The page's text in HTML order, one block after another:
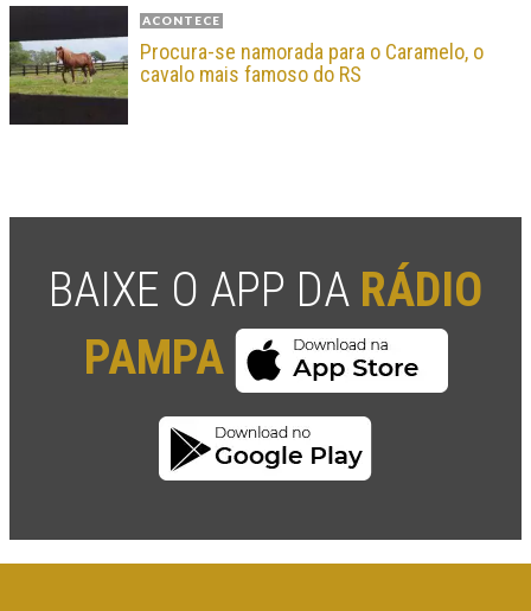
ACONTECE
Procura-se namorada para o Caramelo, o
cavalo mais famoso do RS
BAIXE O APP DA RÁDIO
PAMPA